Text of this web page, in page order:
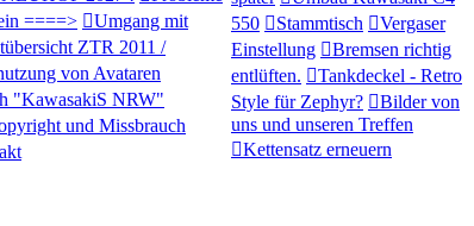
====>
Umgang mit
ZTR 2011 /
von Avataren
"KawasakiS NRW"
und Missbrauch
550
Stammtisch
Vergaser
Einstellung
Bremsen richtig
entlüften.
Tankdeckel - Retro
Style für Zephyr?
Bilder von
uns und unseren Treffen
Kettensatz erneuern